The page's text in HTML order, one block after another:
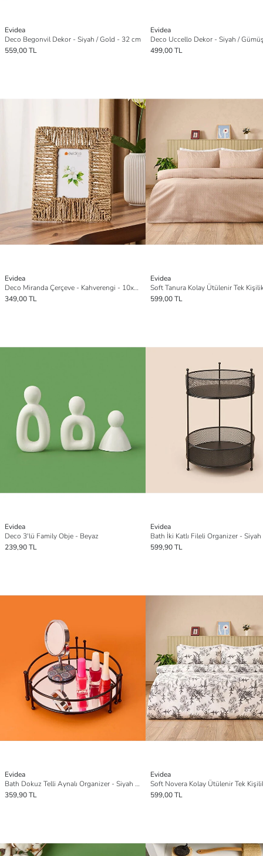
Evidea
Deco Begonvil Dekor - Siyah / Gold - 32 cm
559,00 TL
Evidea
499,00 TL
Evidea
Deco Miranda Çerçeve - Kahverengi - 10x15 cm
349,00 TL
Evidea
599,00 TL
Evidea
Deco 3'lü Family Obje - Beyaz
239,90 TL
Evidea
599,90 TL
Evidea
Bath Dokuz Telli Aynalı Organizer - Siyah - 9x21 cm
359,90 TL
Evidea
599,00 TL